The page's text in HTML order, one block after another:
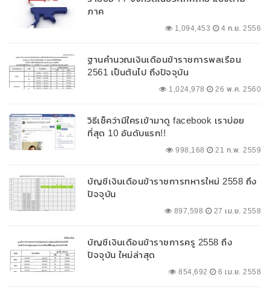
ภาค
1,094,453 4 ก.ย. 2556
ฐานคำนวณเงินเดือนข้าราชการพลเรือน
2561 เป็นต้นไป ถึงปัจจุบัน
1,024,978 26 พ.ค. 2560
วิธีเช็คว่ามีใครเข้ามาดู facebook เราบ่อย
ที่สุด 10 อันดับแรก!!
998,168 21 ก.พ. 2559
บัญชีเงินเดือนข้าราชการทหารใหม่ 2558 ถึง
ปัจจุบัน
897,598 27 เม.ย. 2558
บัญชีเงินเดือนข้าราชการครู 2558 ถึง
ปัจจุบัน ใหม่ล่าสุด
854,692 6 เม.ย. 2558